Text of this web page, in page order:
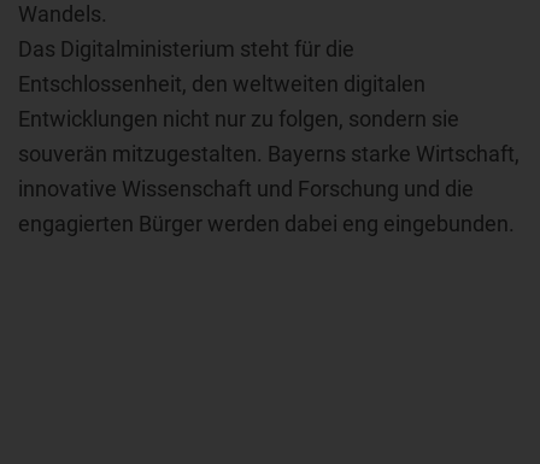
Wandels.
Das Digitalministerium steht für die
Entschlossenheit, den weltweiten digitalen
Entwicklungen nicht nur zu folgen, sondern sie
souverän mitzugestalten. Bayerns starke Wirtschaft,
innovative Wissenschaft und Forschung und die
engagierten Bürger werden dabei eng eingebunden.